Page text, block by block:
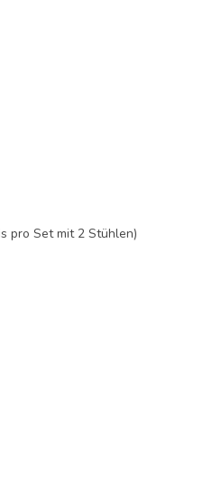
pro Set mit 2 Stühlen)